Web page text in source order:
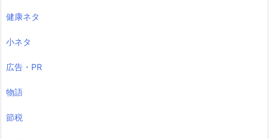
健康ネタ
小ネタ
広告・PR
物語
節税